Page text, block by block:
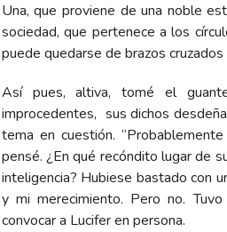
Una, que proviene de una noble
sociedad, que pertenece a los
puede quedarse de brazos
Así pues, altiva, tomé el
improcedentes, sus dichos
tema en cuestión.
pensé. ¿En qué recóndito lugar de
inteligencia? Hubiese bastado con
y mi merecimiento. Pero no.
convocar a Lucifer en persona.